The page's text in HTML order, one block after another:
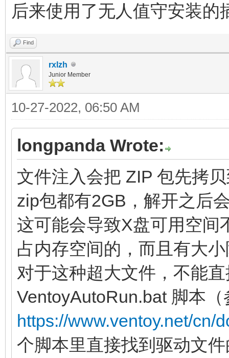
后来使用了无人值守安装的
Find
rxlzh
Junior Member
10-27-2022, 06:50 AM
longpanda Wrote:
文件注入会把 ZIP 包先拷
zip包都有2GB，解开之后
这可能会导致X盘可用空间
占内存空间的，而且有大
对于这种超大文件，不能
VentoyAutoRun.bat 脚本（
https://www.ventoy.net/cn/
个脚本里直接找到驱动文